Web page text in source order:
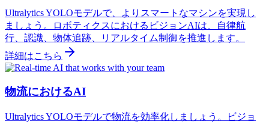
Ultralytics YOLOモデルで、よりスマートなマシンを実現し
ましょう。ロボティクスにおけるビジョンAIは、自律航
行、認識、物体追跡、リアルタイム制御を推進します。
詳細はこちら
物流におけるAI
Ultralytics YOLOモデルで物流を効率化しましょう。ビジョ